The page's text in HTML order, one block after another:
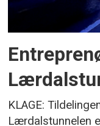
KLAGE:
Lærdalstunnelen